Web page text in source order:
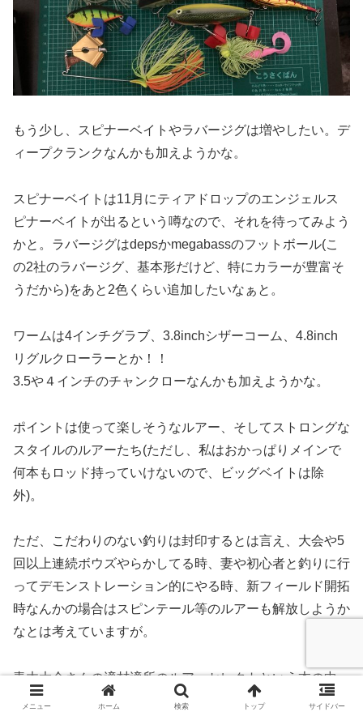
もう少し、スピナーベイトやラバージグは増やしたい。デ
ィープクランクなんかも加えようかな。
スピナーベイトは11月にティアドロップのエンジェルス
ピナーベイトが出るという噂なので、それを待ってみよう
かと。ラバージグはdepsかmegabassのフットボール(こ
の2社のラバージグ、基本形だけど、特にカラーが豊富そ
うだから)をあと2色くらい追加したいなぁと。
ワームは4インチグラブ、3.8inchシザーコーム、4.8inch
リグルクローラーとか！！
3.5や４インチのチャンクローなんかも加えようかな。
ポイントは使って楽しそうなルアー、そしてストロングな
スタイルのルアーたち(ただし、私はおかっぱりメインで
何本もロッド持っていけないので、ビッグベイトは除
外)。
ただ、こだわりのない釣りは封印するとは言え、大会や5
回以上連続ボウズやらかしてる時、妻や初心者と釣りに行
ってデモンストレーション的にやる時、新フィールド開拓
時なんかの場合はスピンテール等のルアーも解放しようか
なとは考えていますが。
青木大介さんの適材適所のルアーセレクトという本の中
で、スピンテールもグラブのジグヘッドも1軍ルアーに入
メニュー ホーム 検索 トップ サイドバー